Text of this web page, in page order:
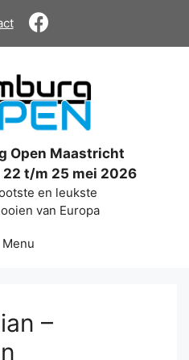
Open Maastricht
t/m 25 mei 2026
en leukste
van Europa
Menu
–